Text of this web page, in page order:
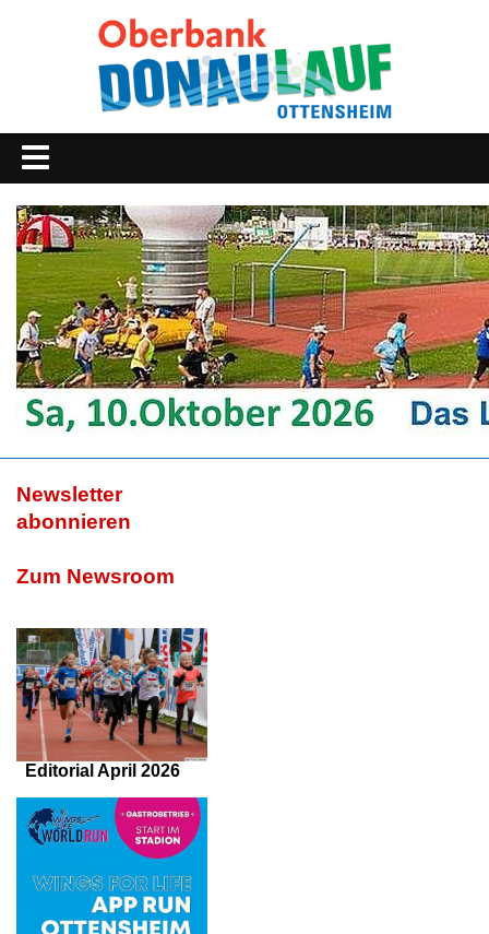
Newsletter
abonnieren
Zum Newsroom
Editorial April 2026